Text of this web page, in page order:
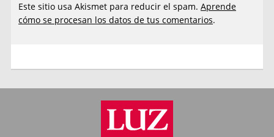
Este sitio usa Akismet para reducir el spam.Aprende
cómo se procesan los datos de tus comentarios.